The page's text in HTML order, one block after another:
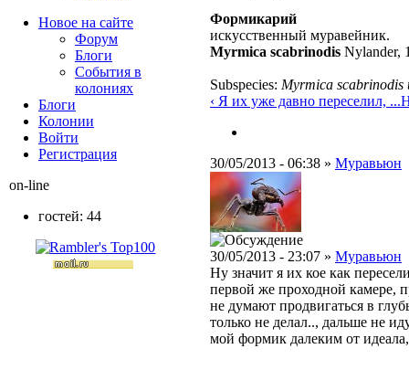
Формикарий
искусственный муравейник.
Myrmica scabrinodis Nylander,
Subspecies: Myrmica scabrinodis
‹ Я их уже давно переселил, ...
30/05/2013 - 06:38 » Муравьюн
30/05/2013 - 23:07 » Муравьюн
Ну значит я их кое как
первой же проходной камере,
не думают продвигаться в
только не делал.., дальше не
мой формик далеким от
Новое на сайте
Форум
Блоги
События в
колониях
Блоги
Колонии
Войти
Peгиcтpaция
on-line
гостей: 44